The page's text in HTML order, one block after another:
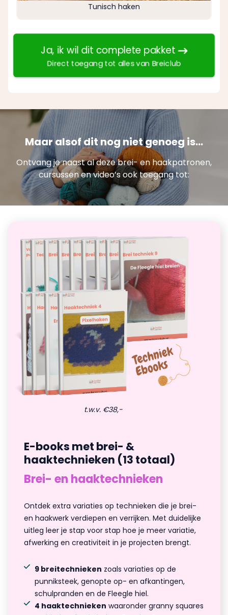
Tunisch haken
Ja, ik wil dit complete pakket
Direct toegang tot alles van Breiclub
Maar alsof dit nog niet genoeg is...
Ontvang je naast al deze brei- en haakpatronen,
cursussen en video’s ook toegang tot:
t.w.v. €38,-
E-books met brei- &
haaktechnieken (13 totaal)
Brei- en haaktechnieken
Ontdek extra variaties op technieken die je brei-
en haakwerk verdiepen en verrijken. Met duidelijke
uitleg leer je stap voor stap hoe je meer variatie,
afwerking en creativiteit in je projecten brengt.
9 breitechnieken zoals variaties op de
punniksteek, genopte op- en afkantingen,
schulpranden en de Fleegle hiel.
4 haaktechnieken waaronder granny squares